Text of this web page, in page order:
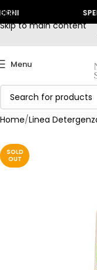
Skip to navigation
Skip to main content
Menu
Home Linea
SOLD
OUT